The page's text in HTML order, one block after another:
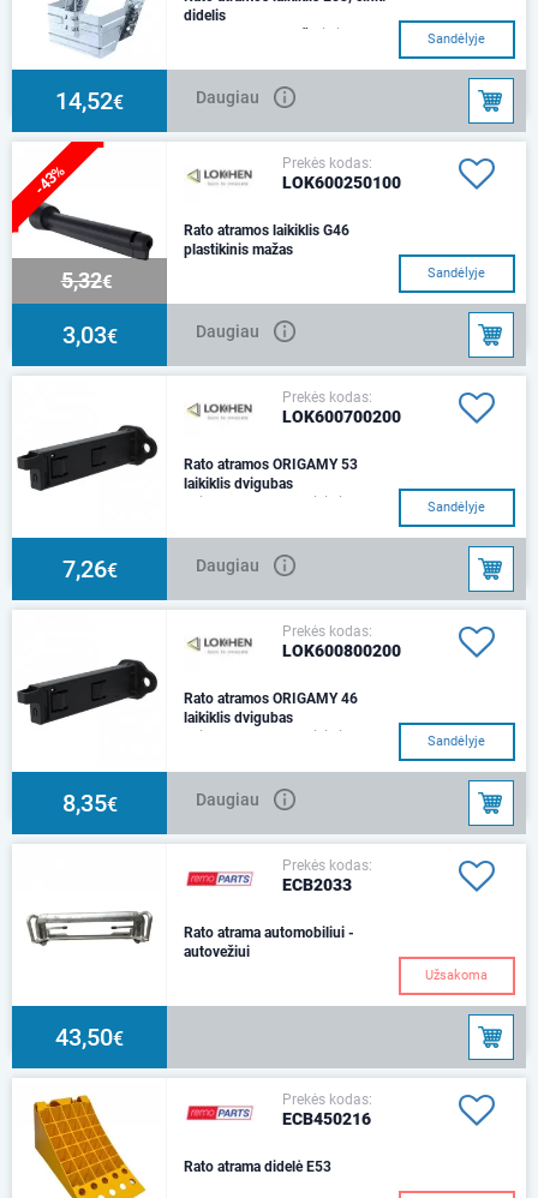
didelis
208x171x228, karštai cinkuota
Sandėlyje
14,52€ Daugiau
-43%
5,32€
Prekės kodas:
LOK600250100
Rato atramos laikiklis G46
plastikinis mažas
Sandėlyje
3,03€ Daugiau
Prekės kodas:
LOK600700200
Rato atramos ORIGAMY 53
laikiklis dvigubas
Ilgis - 177 mmAnt laikiklio telpa
atramos.Universalus, tinka visų
tipų transporto pri
Sandėlyje
7,26€ Daugiau
Prekės kodas:
LOK600800200
Rato atramos ORIGAMY 46
laikiklis dvigubas
Ilgis - 163 mmAnt laikiklio telpa
atramos.Universalus, tinka visų
tipų transporto pri
Sandėlyje
8,35€ Daugiau
Prekės kodas:
ECB2033
Rato atrama automobiliui -
autovežiui
Užsakoma
43,50€
Prekės kodas:
ECB450216
Rato atrama didelė E53